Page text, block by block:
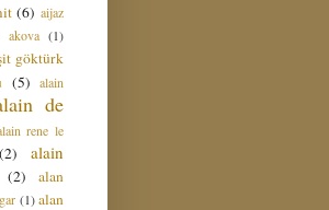
(6) aijaz
akova (1)
göktürk
(5) alain
de
rene le
(2)
alain
(2)
alan
(1) alan